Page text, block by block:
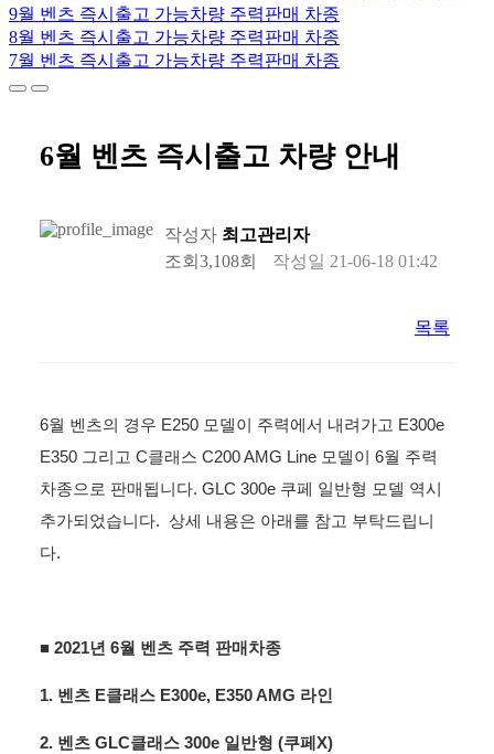
9월 벤츠 즉시출고 가능차량 주력판매 차종
8월 벤츠 즉시출고 가능차량 주력판매 차종
7월 벤츠 즉시출고 가능차량 주력판매 차종
6월 벤츠 즉시출고 차량 안내
작성자 최고관리자
조회3,108회 작성일 21-06-18 01:42
목록
6월 벤츠의 경우 E250 모델이 주력에서 내려가고 E300e
E350 그리고 C클래스 C200 AMG Line 모델이 6월 주력
차종으로 판매됩니다. GLC 300e 쿠페 일반형 모델 역시
추가되었습니다. 상세 내용은 아래를 참고 부탁드립니
다.
■ 2021년 6월 벤츠 주력 판매차종
1. 벤츠 E클래스 E300e, E350 AMG 라인
2. 벤츠 GLC클래스 300e 일반형 (쿠페X)